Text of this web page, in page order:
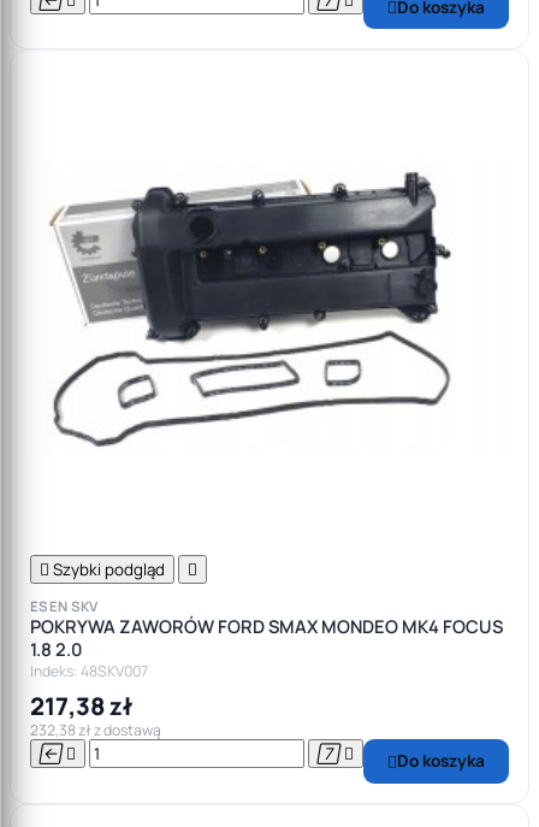
Do koszyka
 Szybki podgląd 
ESEN SKV
POKRYWA ZAWORÓW FORD SMAX MONDEO MK4 FOCUS
1.8 2.0
Indeks: 48SKV007
217,38 zł
232,38 zł z dostawą
    Do koszyka